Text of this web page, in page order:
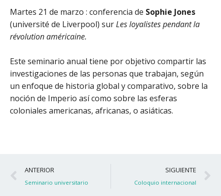
Martes 21 de marzo : conferencia de Sophie Jones
(université de Liverpool) surLes loyalistes pendant la
révolution américaine.
Este seminario anual tiene por objetivo compartir las
investigaciones de las personas que trabajan, según
un enfoque de historia global y comparativo, sobre la
noción de Imperio así como sobre las esferas
coloniales americanas, africanas, o asiáticas.
Ant
ANTERIOR
Seminario universitario
SIGUIENTE
Coloquio internacional